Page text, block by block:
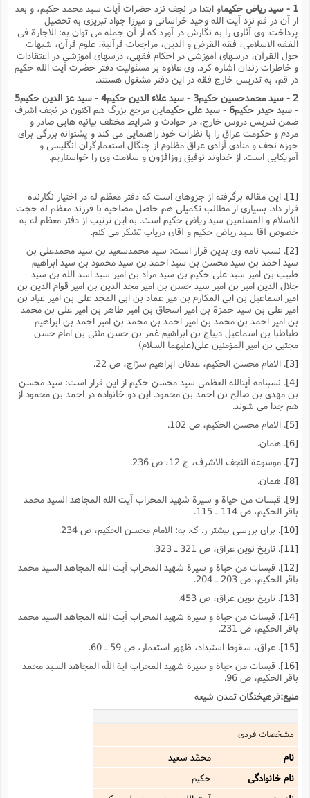
1 - سید ریاض حکیم
او ابتدا در نجف نزد حضرات آیات سید محمد حکیم، و بعد
از آن در قم نزد آیت الله وحید خراسانى و میرزا جواد تبریزى به تحصیل
پرداخت. وى آثارى را به نگارش در آورد که از آن جمله مى توان به: الاجارة فى
الفقه الاسلامى، فقه القرض و الدین، مراجعات قرآنیة، علوم قرآن، شبهات
حول القرآن، درسهاى آموزشى در احکام فقهى، درسهاى آموزشى در اعتقادات
و خاطرات زندان اشاره کرد. وى علاوه بر مسئولیت دفتر حضرت آیت الله حکیم
در قم، به تدریس خارج فقه در این دفتر مشغول هستند.
2 - سید محمدحسین حکیم3 - سید علاء الدین حکیم4 - سید عز الدین حکیم5
- سید حیدر حکیم6 - سید على حکیم
این مرجع بزرگ هم اکنون در نجف اشرف
ضمن تدریس دروس خارج، در حوادث و شرایط مختلف بیانیه هایى صادر و
مردم و حکومت عراق را با نظرات خود راهنمایى مى کند و پشتوانه بزرگى براى
حوزه نجف و منادى آزادى عراق مظلوم از چنگال استعمارگران انگلیسى و
آمریکایى است. از خداوند توفیق روزافزون و سلامت وى را خواستاریم.
. این مقاله برگرفته از جزوهاى است که دفتر معظم له در اختیار نگارنده
قرار داد. بسیارى از مطالب تکمیلى هم حاصل مصاحبه با فرزند معظم له حجت
الاسلام و المسلمین سید ریاض حکیم است. به این ترتیب از دفتر معظم له به
خصوص آقا سید ریاض حکیم و آقاى دریاب تشکر مى کنم.
. نسب نامه وى بدین قرار است: سید محمدسعید بن سید محمدعلى بن
سید احمد بن سید محسن بن سید احمد بن سید محمود بن سید ابراهیم
طبیب بن امیر سید على حکیم بن سید مراد بن امیر سید اسد الله بن سید
جلال الدین امیر بن امیر سید حسن بن امیر مجد الدین بن امیر قوام الدین بن
امیر اسماعیل بن ابى المکارم بن میر عماد بن ابى المجد على بن امیر عباد بن
امیر على بن سید حمزة بن امیر اسحاق بن امیر طاهر بن امیر على بن محمد
بن امیر احمد بن محمد بن امیر احمد بن محمد بن امیر احمد بن ابراهیم
طباطبا بن اسماعیل دیباج بن ابراهیم غمر بن حسن مثنى بن امام حسن
مجتبى بن امیر المؤمنین على(علیهما السلام)
. الامام محسن الحکیم، عدنان ابراهیم سرّاج، ص 22.
. نسبنامه آیتالله العظمى سید محسن حکیم از این قرار است: سید محسن
بن مهدى بن صالح بن احمد بن محمود. این دو خانواده در احمد بن محمود از
هم جدا مى شوند.
. الامام محسن الحکیم، ص 102.
. همان.
. موسوعة النجف الاشرف، ج 12، ص 236.
. همان.
. قبسات من حیاة و سیرة شهید المحراب آیت الله المجاهد السید محمد
باقر الحکیم، ص 114 ـ 115.
. براى بررسى بیشتر ر. ک. به: الامام محسن الحکیم، ص 234.
. تاریخ نوین عراق، ص 321 ـ 323.
. قبسات من حیاة و سیرة شهید المحراب آیت الله المجاهد السید محمد
باقر الحکیم، ص 203 ـ 204.
. تاریخ نوین عراق، ص 453.
. قبسات من حیاة و سیرة شهید المحراب آیت الله المجاهد السید محمد
باقر الحکیم، ص 231.
. عراق، سقوط استبداد، ظهور استعمار، ص 59 ـ 60.
. قبسات من حیاة و سیرة شهید المحراب آیة اللّه المجاهد السید محمد
باقر الحکیم، ص 96.
منبع:فرهیختگان تمدن شیعه
مشخصات فردی
نام
محمّد سعید
نام خانوادگی
حکیم